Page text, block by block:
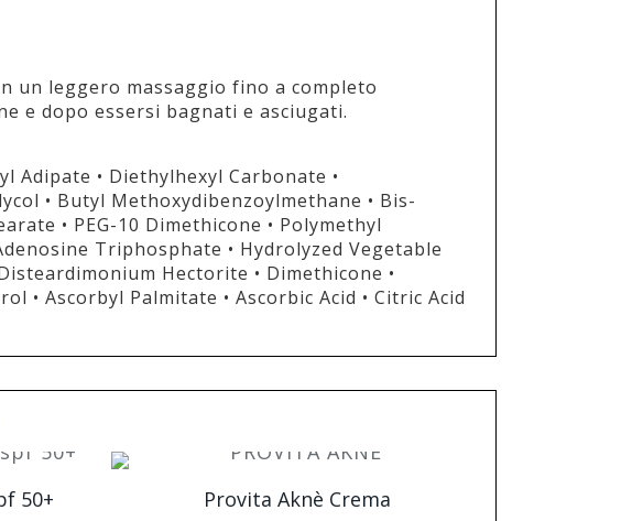
un leggero massaggio fino a completo
e dopo essersi bagnati e asciugati.
Adipate • Diethylhexyl Carbonate •
• Butyl Methoxydibenzoylmethane • Bis-
• PEG-10 Dimethicone • Polymethyl
Triphosphate • Hydrolyzed Vegetable
Hectorite • Dimethicone •
• Ascorbyl Palmitate • Ascorbic Acid • Citric Acid
50+ Provita Aknè Crema